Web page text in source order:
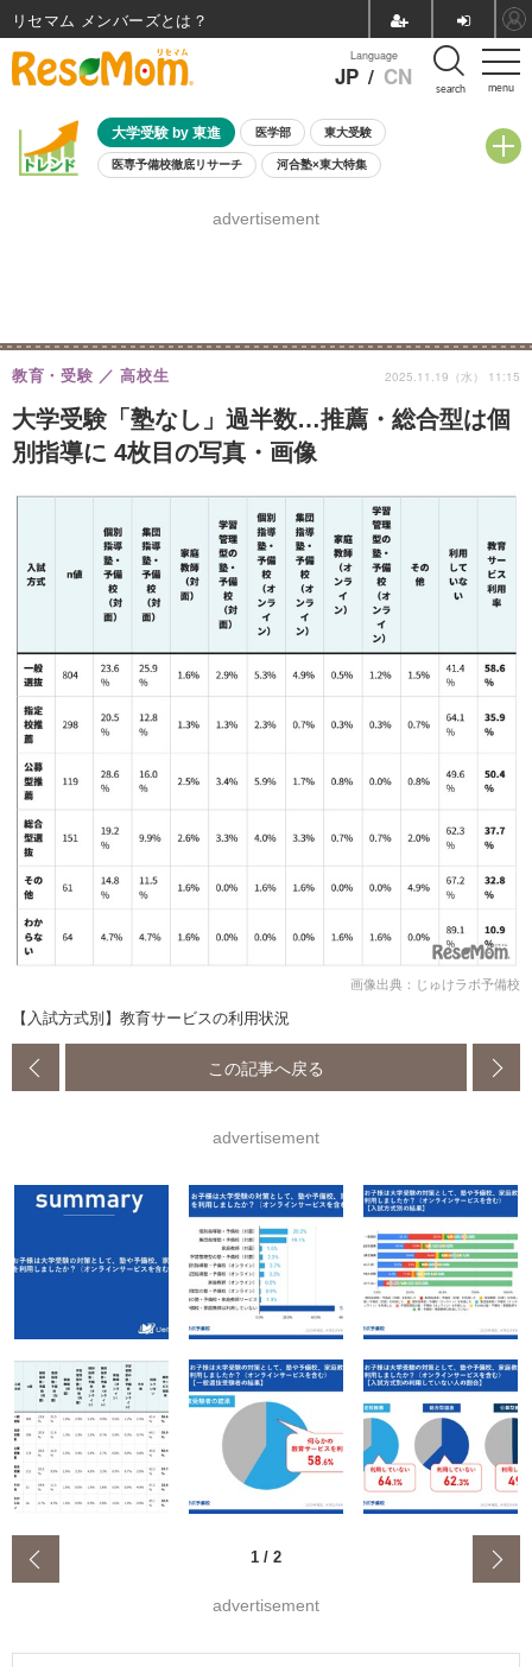
menu
Language
JP / CN search
大学受験 by 東進 医学部 東大受験
医専予備校徹底リサーチ 河合塾×東大特集
8月開催学校説明会・相談会
advertisement
大学受験「塾なし」過半数…推薦・総合型は個
別指導に 4枚目の写真・画像
教育・受験 高校生 2025.11.19（水） 11:15
画像出典：じゅけラボ予備校
【入試方式別】教育サービスの利用状況
この記事へ戻る
advertisement
1 / 2
advertisement
リセマム メンバーズ